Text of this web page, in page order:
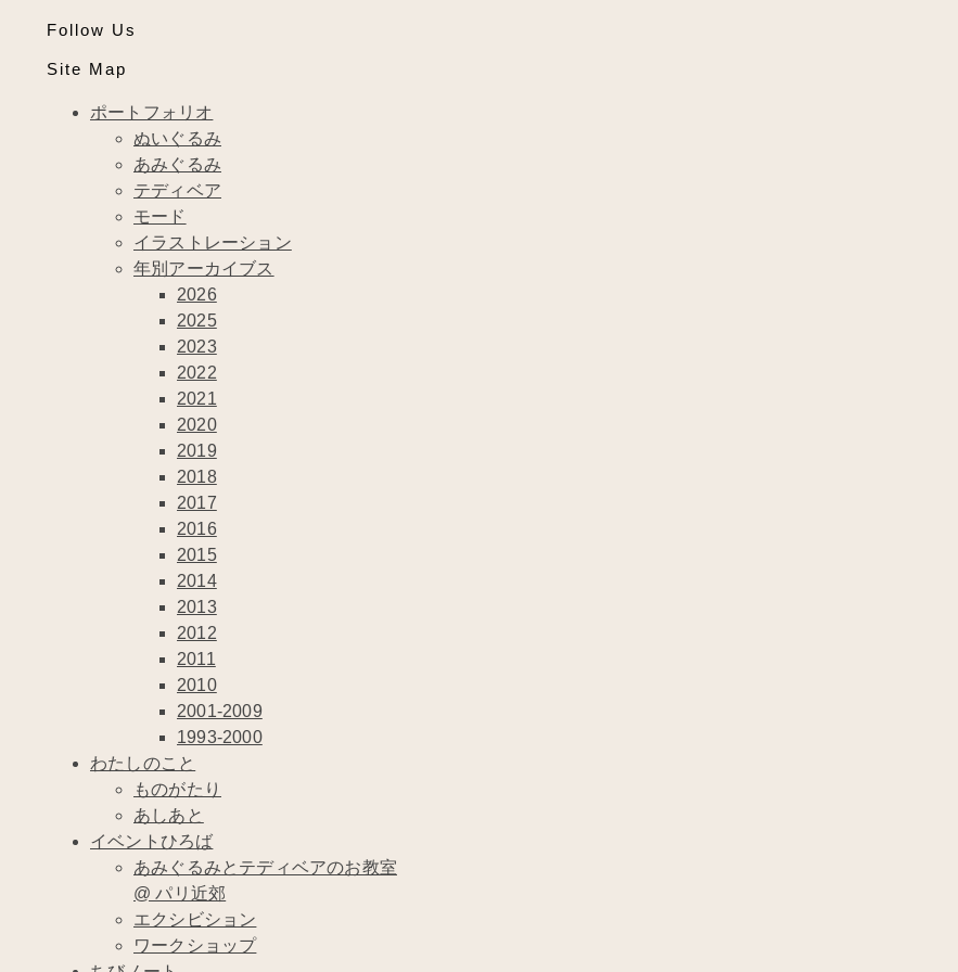
Follow Us
Site Map
ポートフォリオ
ぬいぐるみ
あみぐるみ
テディベア
モード
イラストレーション
年別アーカイブス
2026
2025
2023
2022
2021
2020
2019
2018
2017
2016
2015
2014
2013
2012
2011
2010
2001-2009
1993-2000
わたしのこと
ものがたり
あしあと
イベントひろば
あみぐるみとテディベアのお教室
@ パリ近郊
エクシビション
ワークショップ